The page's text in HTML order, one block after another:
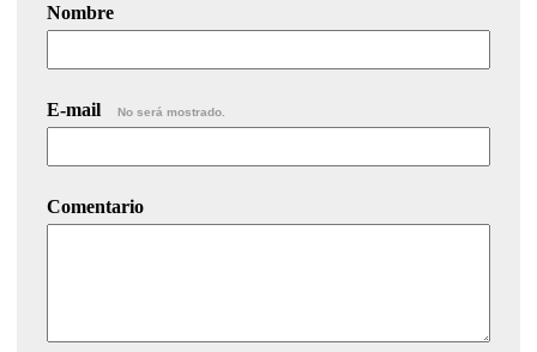
Nombre
E-mail No será mostrado.
Comentario